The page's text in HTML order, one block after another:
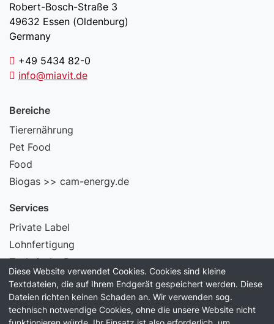
Robert-Bosch-Straße 3
49632 Essen (Oldenburg)
Germany
+49 5434 82-0
info@miavit.de
Bereiche
Tierernährung
Pet Food
Food
Biogas >> cam-energy.de
Services
Private Label
Lohnfertigung
Technische Beratung
Laborservice
Information
Diese Website verwendet Cookies. Cookies sind kleine
Textdateien, die auf Ihrem Endgerät gespeichert werden. Diese
Dateien richten keinen Schaden an. Wir verwenden sog.
technisch notwendige Cookies, ohne die unsere Website nicht